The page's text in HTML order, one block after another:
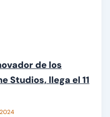
de los
Studios, llega el 11